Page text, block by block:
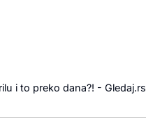
i to preko dana?! - Gledaj.rs